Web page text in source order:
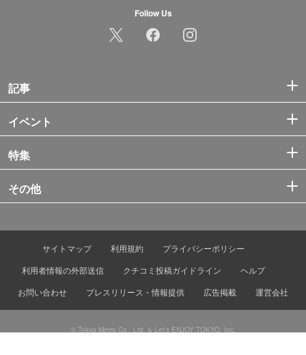
Follow Us
記事
イベント
特集
その他
サイトマップ 利用規約
プライバシーポリシー
利用者情報の外部送信
クチコミ投稿ガイドライン
ヘルプ
お問い合わせ
プレスリリース・情報提供 広告掲載 運営会社
© Tokyo Metro Co., Ltd. & Let’s ENJOY TOKYO, Inc.